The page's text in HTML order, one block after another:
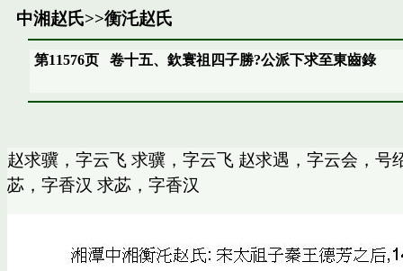
中湘赵氏>>衡汑赵氏
第11576页卷十五、欽寰祖四子勝?公派下求至東齒錄
赵求骥，字云飞 求骥，字云飞 赵求遇，字云会，
苾，字香汉 求苾，字香汉